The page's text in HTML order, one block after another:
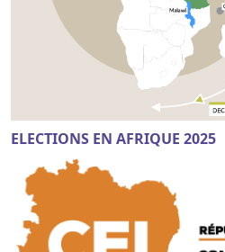
ELECTIONS EN AFRIQUE 2025